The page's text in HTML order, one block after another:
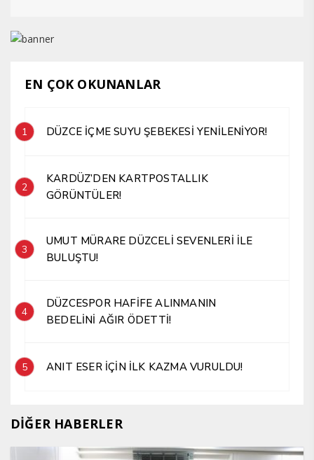
EN ÇOK OKUNANLAR
1 DÜZCE İÇME SUYU ŞEBEKESİ YENİLENİYOR!
2
KARDÜZ’DEN KARTPOSTALLIK
GÖRÜNTÜLER!
3
UMUT MÜRARE DÜZCELİ SEVENLERİ İLE
BULUŞTU!
4
DÜZCESPOR HAFİFE ALINMANIN
BEDELİNİ AĞIR ÖDETTİ!
5 ANIT ESER İÇİN İLK KAZMA VURULDU!
DİĞER HABERLER